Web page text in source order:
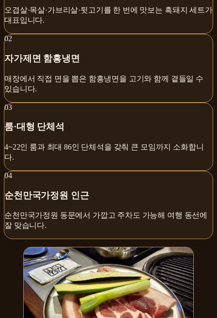
오겹살·목살·가브리살·뒷고기를 한 번에 맛보는 흑돼지 세트가
대표입니다.
02
자가제면 함흥냉면
매장에서 직접 면을 뽑은 함흥냉면을 고기와 함께 곁들일 수
있습니다.
03
룸·대형 단체석
4~22인 룸과 최대 86인 단체석을 갖춰 큰 모임까지 소화합니
다.
04
순천만국가정원 인근
순천만국가정원 동문에서 가깝고 주차도 가능해 여행 동선에
잘 맞습니다.